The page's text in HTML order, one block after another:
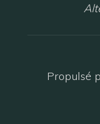
Propulsé